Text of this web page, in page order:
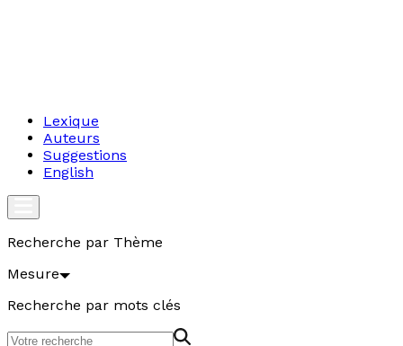
Lexique
Auteurs
Suggestions
English
Recherche par Thème
Mesure
Recherche par mots clés